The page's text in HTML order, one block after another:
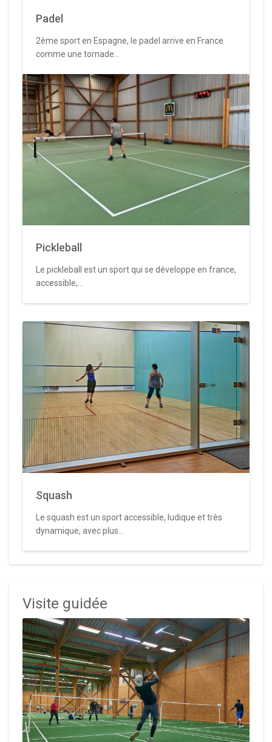
Padel
2ème sport en Espagne, le padel arrive en France
comme une tornade...
Pickleball
Le pickleball est un sport qui se développe en france,
accessible,...
Squash
Le squash est un sport accessible, ludique et très
dynamique, avec plus...
Visite guidée
Le badminton